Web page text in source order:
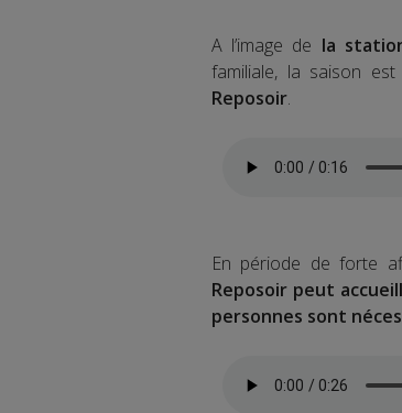
A l’image de la
familiale, la saison est
Reposoir.
En période de forte
Reposoir peut
personnes sont